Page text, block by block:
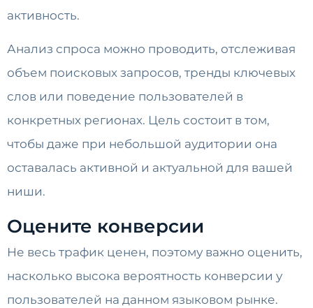
активность.
Анализ спроса можно проводить, отслеживая
объем поисковых запросов, тренды ключевых
слов или поведение пользователей в
конкретных регионах. Цель состоит в том,
чтобы даже при небольшой аудитории она
оставалась активной и актуальной для вашей
ниши.
Оцените конверсии
Не весь трафик ценен, поэтому важно оценить,
насколько высока вероятность конверсии у
пользователей на данном языковом рынке.